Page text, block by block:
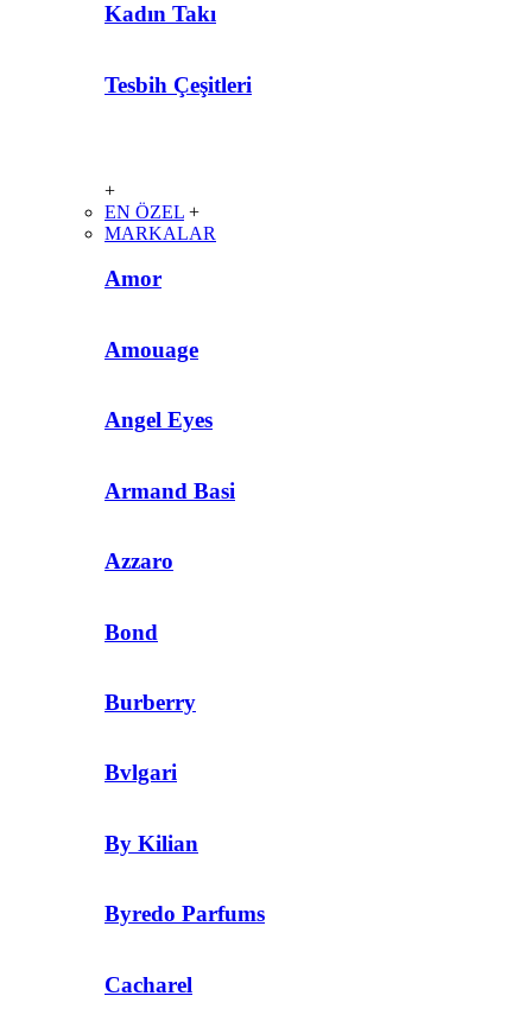
Kadın Takı
Tesbih Çeşitleri
+
EN ÖZEL +
MARKALAR
Amor
Amouage
Angel Eyes
Armand Basi
Azzaro
Bond
Burberry
Bvlgari
By Kilian
Byredo Parfums
Cacharel